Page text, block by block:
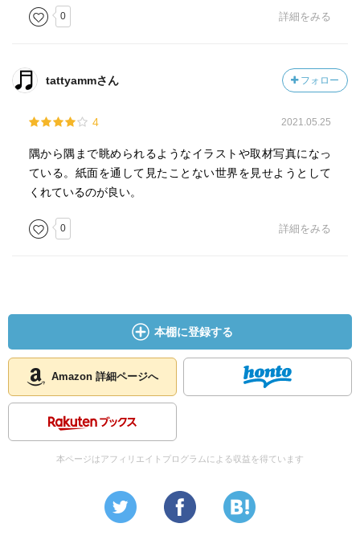
0 詳細をみる
tattyammさん フォロー
4 2021.05.25
隅から隅まで眺められるようなイラストや取材写真になっ
ている。紙面を通して見たことない世界を見せようとして
くれているのが良い。
0 詳細をみる
本棚に登録する
Amazon 詳細ページへ
本ページはアフィリエイトプログラムによる収益を得ています